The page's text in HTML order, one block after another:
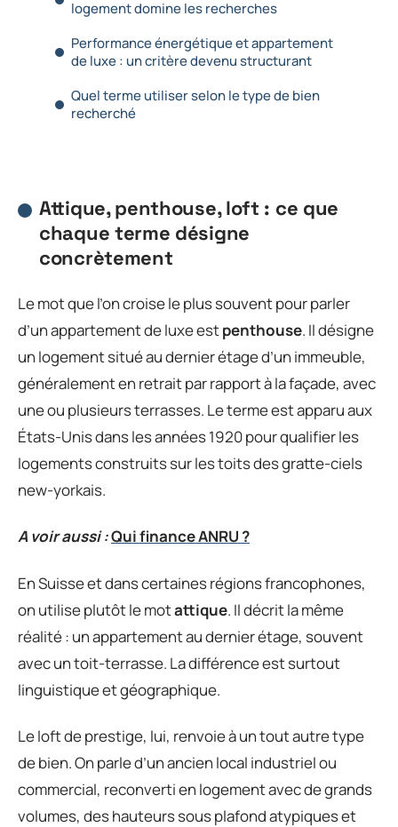
logement domine les recherches
Performance énergétique et appartement
de luxe : un critère devenu structurant
Quel terme utiliser selon le type de bien
recherché
Attique, penthouse, loft : ce que
chaque terme désigne
concrètement
Le mot que l’on croise le plus souvent pour parler
d’un appartement de luxe estpenthouse. Il désigne
un logement situé au dernier étage d’un immeuble,
généralement en retrait par rapport à la façade, avec
une ou plusieurs terrasses. Le terme est apparu aux
États-Unis dans les années 1920 pour qualifier les
logements construits sur les toits des gratte-ciels
new-yorkais.
A voir aussi :Qui finance ANRU ?
En Suisse et dans certaines régions francophones,
on utilise plutôt le motattique. Il décrit la même
réalité : un appartement au dernier étage, souvent
avec un toit-terrasse. La différence est surtout
linguistique et géographique.
Le loft de prestige, lui, renvoie à un tout autre type
de bien. On parle d’un ancien local industriel ou
commercial, reconverti en logement avec de grands
volumes, des hauteurs sous plafond atypiques et